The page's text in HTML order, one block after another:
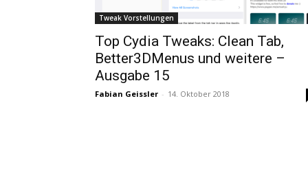
Tweak Vorstellungen
Top Cydia Tweaks: Clean Tab,
Better3DMenus und weitere –
Ausgabe 15
Fabian Geissler - 14. Oktober 2018